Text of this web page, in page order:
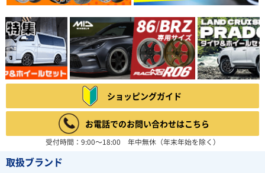
ショッピングガイド
お電話でのお問い合わせはこちら
受付時間：9:00～18:00 年中無休（年末年始を除く）
取扱ブランド